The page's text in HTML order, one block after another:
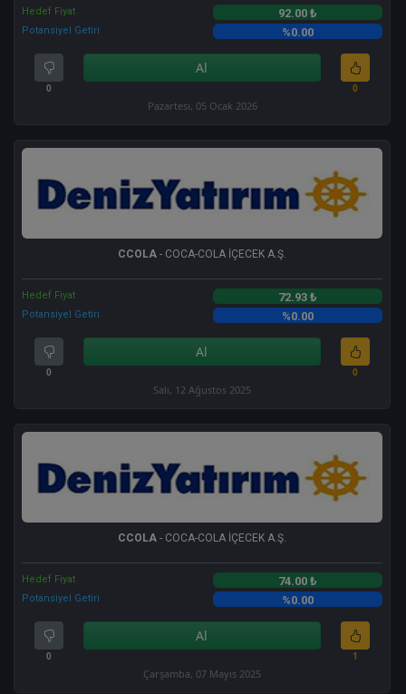
Hedef Fiyat 92.00 ₺
Potansiyel Getiri %0.00
0
Al
0
Pazartesi, 05 Ocak 2026
CCOLA - COCA-COLA İÇECEK A.Ş.
Hedef Fiyat 72.93 ₺
Potansiyel Getiri %0.00
0
Al
0
Salı, 12 Ağustos 2025
CCOLA - COCA-COLA İÇECEK A.Ş.
Hedef Fiyat 74.00 ₺
Potansiyel Getiri %0.00
0
Al
1
Çarşamba, 07 Mayıs 2025